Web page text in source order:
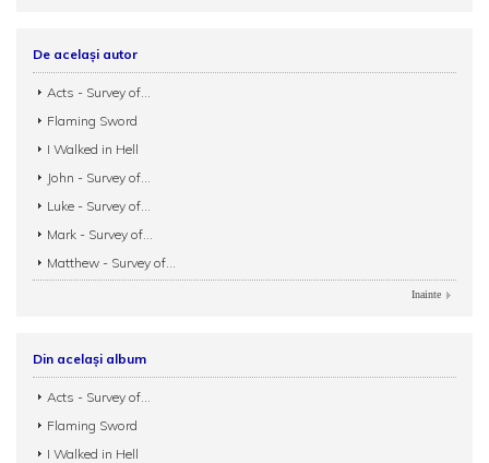
De același autor
Acts - Survey of...
Flaming Sword
I Walked in Hell
John - Survey of...
Luke - Survey of...
Mark - Survey of...
Matthew - Survey of...
Inainte
Din același album
Acts - Survey of...
Flaming Sword
I Walked in Hell